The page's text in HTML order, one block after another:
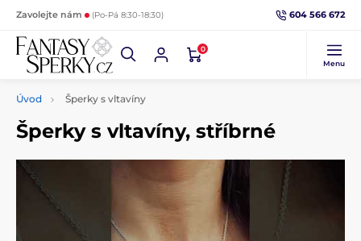
Zavolejte nám (Po-Pá 8:30-18:30) 604 566 672
0
Menu
Úvod Šperky s vltavíny
Šperky s vltavíny, stříbrné